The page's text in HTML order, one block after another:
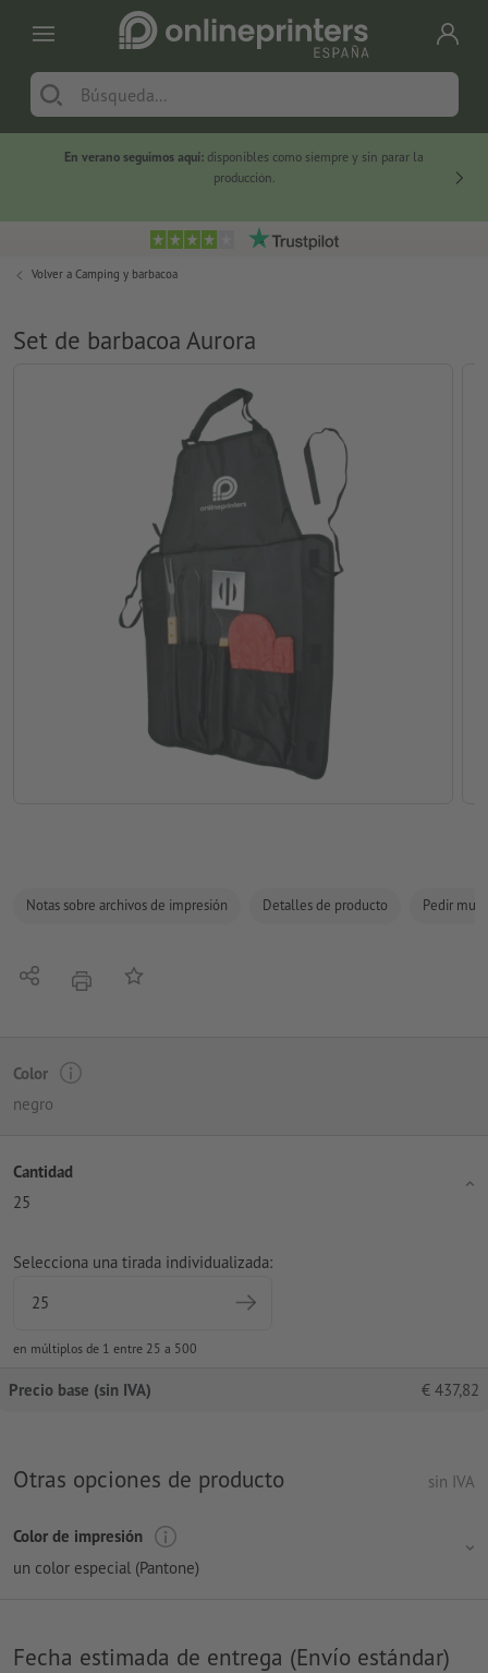
En verano seguimos aquí: disponibles como siempre y sin parar la
producción.
Volver a Camping y barbacoa
Set de barbacoa Aurora
Notas sobre archivos de impresión Detalles de producto Pedir
CompartirimprimirAñadir a lista de favoritos
Color
negro
Cantidad
25
Selecciona una tirada individualizada:
en múltiplos de 1 entre 25 a 500
Precio base (sin IVA) € 437,82
Otras opciones de producto sin IVA
Color de impresión
un color especial (Pantone)
Fecha estimada de entrega (Envío estándar)